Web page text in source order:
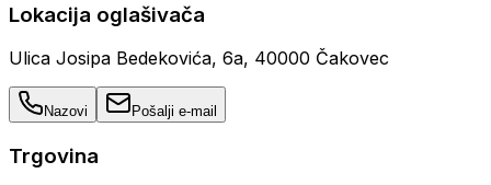
Lokacija oglašivača
Ulica Josipa Bedekovića, 6a, 40000 Čakovec
Nazovi Pošalji e-mail
Trgovina